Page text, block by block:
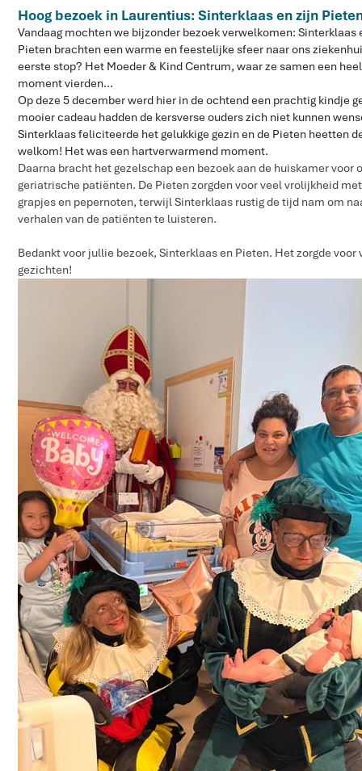
Hoog bezoek in Laurentius: Sinterklaas en zijn
Vandaag mochten we bijzonder bezoek verwelkomen: Sinterklaas
Pieten brachten een warme en feestelijke sfeer naar ons
eerste stop? Het Moeder & Kind Centrum, waar ze samen een
moment vierden…
Op deze 5 december werd hier in de ochtend een prachtig kindje
mooier cadeau hadden de kersverse ouders zich niet kunnen
Sinterklaas feliciteerde het gelukkige gezin en de Pieten heetten
welkom! Het was een hartverwarmend moment.
Daarna bracht het gezelschap een bezoek aan de huiskamer voor
geriatrische patiënten. De Pieten zorgden voor veel vrolijkheid
grapjes en pepernoten, terwijl Sinterklaas rustig de tijd nam om
verhalen van de patiënten te luisteren.
Bedankt voor jullie bezoek, Sinterklaas en Pieten. Het zorgde voor
gezichten!